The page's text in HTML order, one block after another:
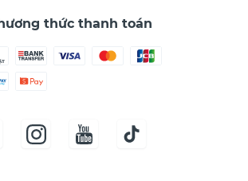
thức thanh toán